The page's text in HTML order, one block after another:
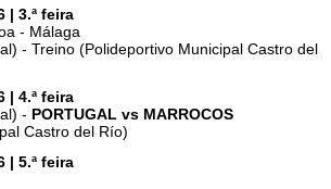
| 3.ª feira
- Málaga
- Treino (Polideportivo Municipal Castro del
| 4.ª feira
- PORTUGAL vs MARROCOS
Castro del Río)
| 5.ª feira